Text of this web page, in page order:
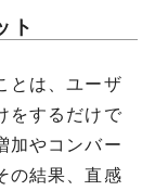
ト
とは、ユーザ
をするだけで
加やコンバー
の結果、直感